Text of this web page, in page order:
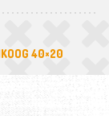
40×20